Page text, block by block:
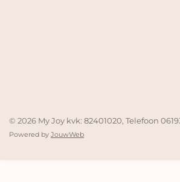
© 2026 My Joy kvk: 82401020, Telefoon
Powered by JouwWeb